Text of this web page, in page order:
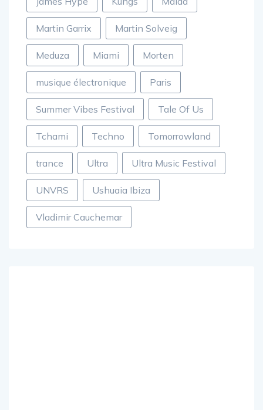
Martin Garrix Martin Solveig
Meduza Miami Morten
musique électronique Paris
Summer Vibes Festival Tale Of Us
Tchami Techno Tomorrowland
trance Ultra Ultra Music Festival
UNVRS Ushuaia Ibiza
Vladimir Cauchemar